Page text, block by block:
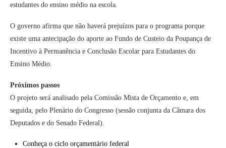
estudantes do ensino médio na escola.
O governo afirma que não haverá prejuízos para o programa porque
existe uma antecipação do aporte ao Fundo de Custeio da Poupança de
Incentivo à Permanência e Conclusão Escolar para Estudantes do
Ensino Médio.
Próximos passos
O projeto será analisado pela Comissão Mista de Orçamento e, em
seguida, pelo Plenário do Congresso (sessão conjunta da Câmara dos
Deputados e do Senado Federal).
Conheça o ciclo orçamentário federal